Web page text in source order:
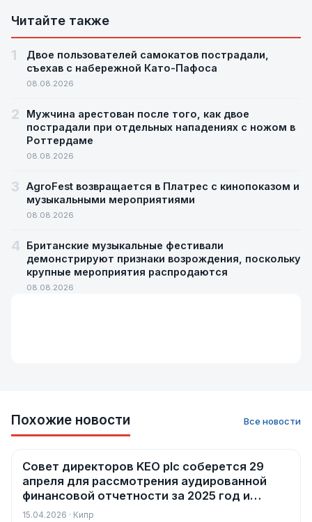
Читайте также
1
Двое пользователей самокатов пострадали,
съехав с набережной Като-Пафоса
08.08.2026
2
Мужчина арестован после того, как двое
пострадали при отдельных нападениях с ножом в
Роттердаме
08.08.2026
3
AgroFest возвращается в Платрес с кинопоказом и
музыкальными мероприятиями
08.08.2026
4
Британские музыкальные фестивали
демонстрируют признаки возрождения, поскольку
крупные мероприятия распродаются
08.08.2026
Похожие новости Все новости
Новости
Совет директоров KEO plc соберется 29
апреля для рассмотрения аудированной
финансовой отчетности за 2025 год и
определения даты годового общего
15.04.2026 · Кипр